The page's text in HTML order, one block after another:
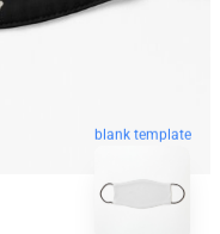
blank template